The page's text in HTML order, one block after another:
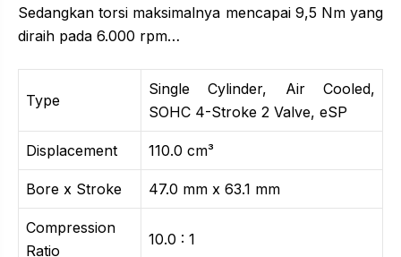
Sedangkan torsi maksimalnya mencapai 9,5 Nm yang
diraih pada 6.000 rpm…
Type
Single Cylinder, Air Cooled,
SOHC 4-Stroke 2 Valve, eSP
Displacement 110.0 cm³
Bore x Stroke 47.0 mm x 63.1 mm
Compression
Ratio
10.0 : 1